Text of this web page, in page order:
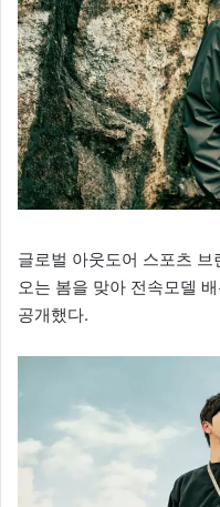
글로벌 아웃도어 스포츠
오는 봄을 맞아 전속모델
공개했다.